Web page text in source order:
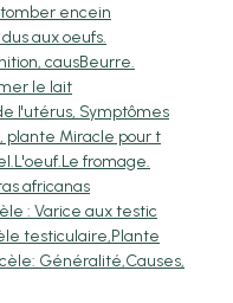
tomber encein
aux oeufs.
causBeurre.
le lait
l'utérus, Symptômes
plante Miracle pour t
L'oeuf.Le fromage.
africanas
: Varice aux testic
testiculaire,Plante
Généralité,Causes,